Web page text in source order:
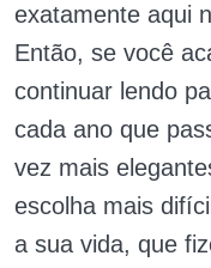
exatamente aqui
Então, se você
continuar lendo
cada ano que
vez mais
escolha mais
a sua vida, que